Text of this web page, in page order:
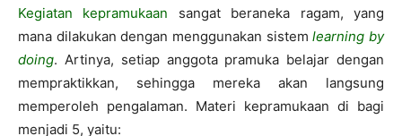
Kegiatan kepramukaan sangat beraneka ragam, yang
mana dilakukan dengan menggunakan sistemlearning by
doing. Artinya, setiap anggota pramuka belajar dengan
mempraktikkan, sehingga mereka akan langsung
memperoleh pengalaman. Materi kepramukaan di bagi
menjadi 5, yaitu: